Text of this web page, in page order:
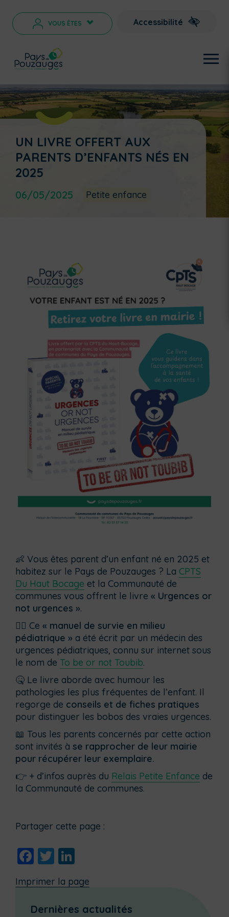
VOUS ÊTES > Accessibilité
UN LIVRE OFFERT AUX
PARENTS D’ENFANTS NÉS EN
2025
06/05/2025 Petite enfance
👶 Vous êtes parent d’un enfant né en 2025 et
habitez sur le Pays de Pouzauges ? La CPTS
Du Haut Bocage et la Communauté de
communes vous offrent le livre « Urgences or
not urgences ».
🧑‍⚕️ Ce « manuel de survie en milieu
pédiatrique » a été écrit par un médecin des
urgences pédiatriques, connu sur internet sous
le nom de To be or not Toubib.
🤒 Le livre aborde avec humour les
pathologies les plus fréquentes de l’enfant. Il
regorge de conseils et de fiches pratiques
pour distinguer les bobos des vraies urgences.
📖 Tous les parents concernés par cette action
sont invités à se rapprocher de leur mairie
pour récupérer leur exemplaire.
👉 + d’infos auprès du Relais Petite Enfance de
la Communauté de communes.
Partager cette page :
Facebook
Twitter
Imprimer la page
Dernières actualités